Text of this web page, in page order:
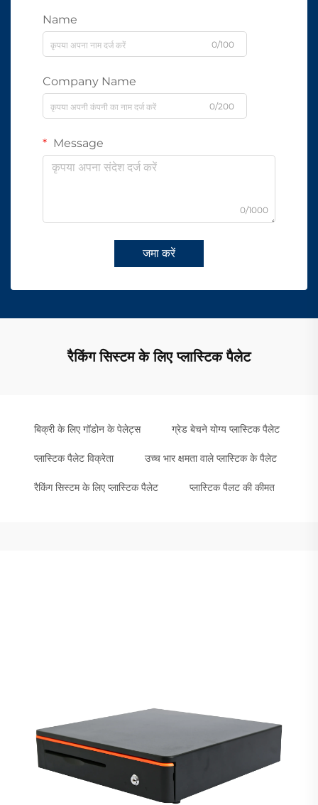
Name
0/100
Company Name
0/200
Message
0/1000
जमा करें
रैकिंग सिस्टम के लिए प्लास्टिक पैलेट
बिक्री के लिए गॉडोन के पेलेट्स ग्रेड बेचने योग्य प्लास्टिक पैलेट
प्लास्टिक पैलेट विक्रेता उच्च भार क्षमता वाले प्लास्टिक के पैलेट
रैकिंग सिस्टम के लिए प्लास्टिक पैलेट प्लास्टिक पैलट की कीमत